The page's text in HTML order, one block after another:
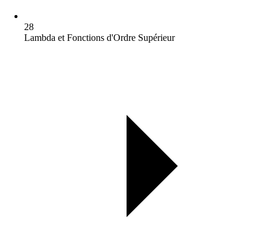
28
Lambda et Fonctions d'Ordre Supérieur